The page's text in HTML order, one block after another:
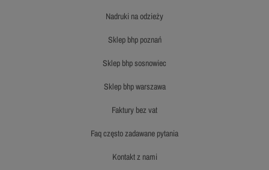
nadruki na odzieży
sklep bhp poznań
sklep bhp sosnowiec
sklep bhp warszawa
faktury bez vat
faq często zadawane pytania
kontakt z nami